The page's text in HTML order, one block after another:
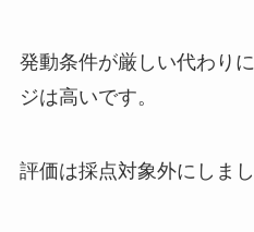
発動条件が厳しい代わり
ジは高いです。
評価は採点対象外にしまし